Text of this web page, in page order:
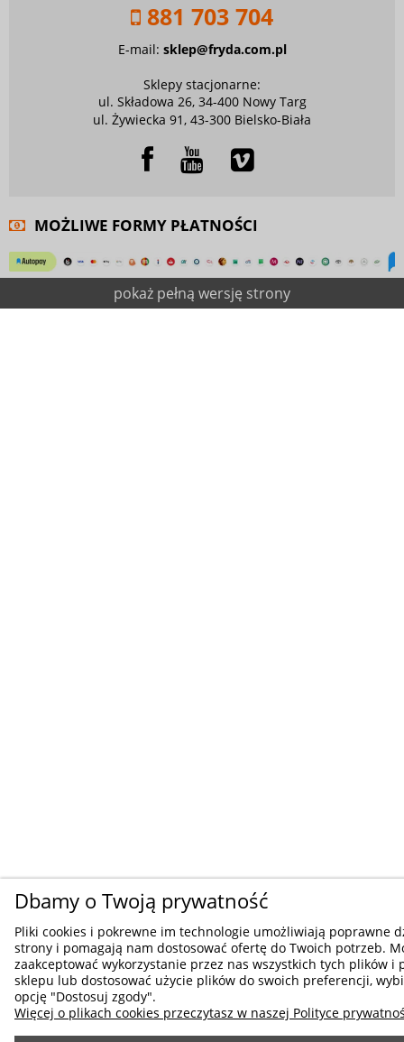
881 703 704
E-mail: sklep@fryda.com.pl
Sklepy stacjonarne:
ul. Składowa 26, 34-400 Nowy Targ
ul. Żywiecka 91, 43-300 Bielsko-Biała
MOŻLIWE FORMY PŁATNOŚCI
pokaż pełną wersję strony
Dbamy o Twoją prywatność
Pliki cookies i pokrewne im technologie umożliwiają poprawne
strony i pomagają nam dostosować ofertę do Twoich potrzeb.
zaakceptować wykorzystanie przez nas wszystkich tych plików i
sklepu lub dostosować użycie plików do swoich preferencji,
opcję "Dostosuj zgody".
Więcej o plikach cookies przeczytasz w naszej Polityce